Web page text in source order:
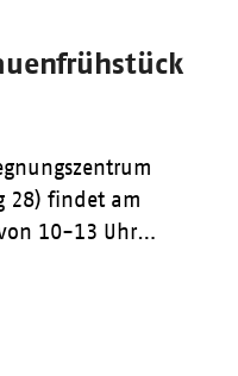
28) findet am
10-13 Uhr…